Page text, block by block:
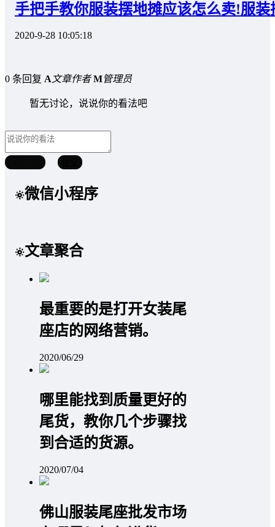
手把手教你服装摆地摊应该怎么卖!服装
2020-9-28 10:05:18
0 条回复 A文章作者 M管理员
暂无讨论，说说你的看法吧
微信小程序
文章聚合
最重要的是打开女装尾
座店的网络营销。
2020/06/29
哪里能找到质量更好的
尾货，教你几个步骤找
到合适的货源。
2020/07/04
佛山服装尾座批发市场